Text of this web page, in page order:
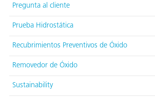
Pregunta al cliente
Prueba Hidrostática
Recubrimientos Preventivos de Óxido
Removedor de Óxido
Sustainability